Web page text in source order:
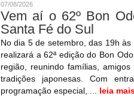
07/08/2026
Vem aí o 62º Bon
Santa Fé do Sul
No dia 5 de setembro, das 19h
realizará a 62ª edição do Bon
região, reunindo famílias,
tradições japonesas. Com
programação especial, ... leia